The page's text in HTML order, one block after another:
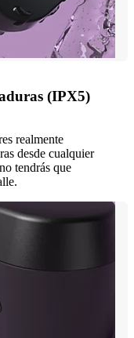
(IPX5)
realmente
desde cualquier
tendrás que